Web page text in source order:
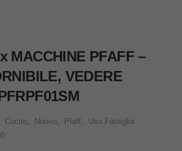
MACCHINE PFAFF –
VEDERE
Cucito, Nuovo, Pfaff,
Uso Famiglia